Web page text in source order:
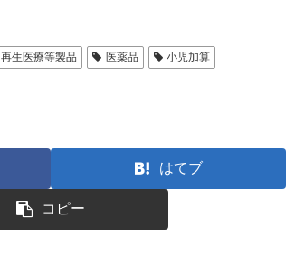
再生医療等製品 医薬品 小児加算
はてブ
コピー